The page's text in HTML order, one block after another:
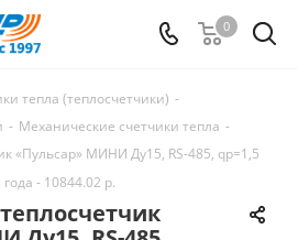
0
тепла (теплосчетчики) -
- Механические счетчики тепла -
«Пульсар» МИНИ Ду15, RS-485, qp=1,5
- 10844.02 р.